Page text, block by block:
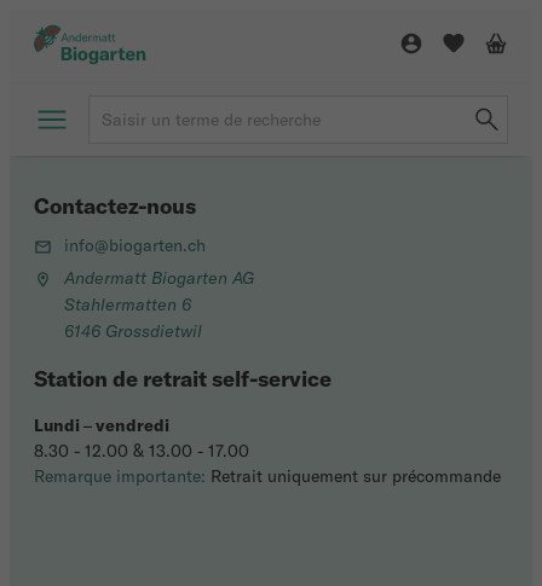
Contactez-nous
info@biogarten.ch
Andermatt Biogarten AG
Stahlermatten 6
6146 Grossdietwil
Station de retrait self-service
Lundi –vendredi
8.30 - 12.00 & 13.00 - 17.00
Remarque importante: Retrait uniquement sur précommande